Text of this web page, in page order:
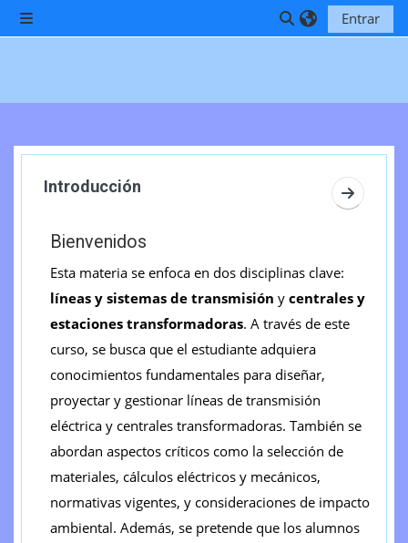
Salta al contenido principal
Panel lateral
Selector de
Entrar
Introducción
Ir a
Bienvenidos
Esta materia se enfoca en dos disciplinas clave:
líneas y sistemas de transmisión y centrales y
estaciones transformadoras. A través de este
curso, se busca que el estudiante adquiera
conocimientos fundamentales para diseñar,
proyectar y gestionar líneas de transmisión
eléctrica y centrales transformadoras. También se
abordan aspectos críticos como la selección de
materiales, cálculos eléctricos y mecánicos,
normativas vigentes, y consideraciones de impacto
ambiental. Además, se pretende que los alumnos